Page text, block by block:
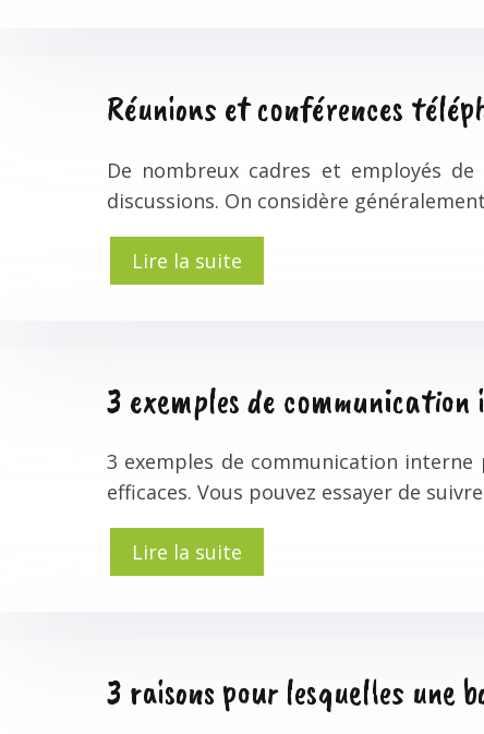
Réunions et conférences
De nombreux cadres et employés
discussions. On considère
Lire la suite
3 exemples de
3 exemples de communication
efficaces. Vous pouvez essayer de
Lire la suite
3 raisons pour lesquelles une